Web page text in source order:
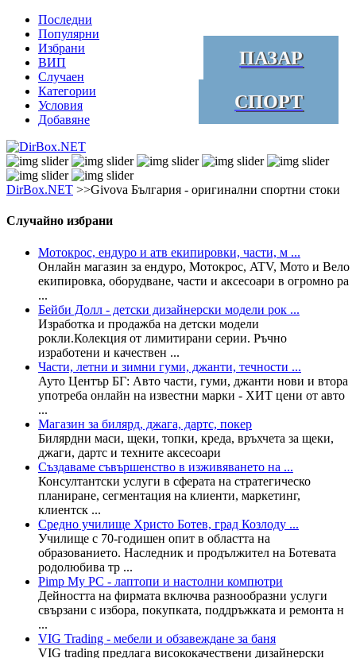
Последни
Популярни
Избрани
ВИП
Случаен
Категории
Условия
Добавяне
ПАЗАР
СПОРТ
DirBox.NET >>Givova България - оригинални спортни стоки
Случайно избрани
Мотокрос, ендуро и атв екипировки, части, м ...
Oнлайн магазин за ендуро, Мотокрос, ATV, Мото и Вело
екипировка, оборудване, части и аксесоари в огромно ра
...
Бейби Долл - детски дизайнерски модели рок ...
Изработка и продажба на детски модели
рокли.Колекция от лимитирани серии. Ръчно
изработени и качествен ...
Части, летни и зимни гуми, джанти, течности ...
Ауто Център БГ: Авто части, гуми, джанти нови и втора
употреба онлайн на известни марки - ХИТ цени от авто
...
Магазин за билярд, джага, дартс, покер
Билярдни маси, щеки, топки, креда, връхчета за щеки,
джаги, дартс и техните аксесоари
Създаваме съвършенство в изживяването на ...
Консултантски услуги в сферата на стратегическо
планиране, сегментация на клиенти, маркетинг,
клиентск ...
Средно училище Христо Ботев, град Козлоду ...
Училище с 70-годишен опит в областта на
образованието. Наследник и продължител на Ботевата
родолюбива тр ...
Pimp My PC - лаптопи и настолни компютри
Дейността на фирмата включва разнообразни услуги
свързани с избора, покупката, поддръжката и ремонта н
...
VIG Trading - мебели и обзавеждане за баня
VIG trading предлага висококачествени дизайнерски